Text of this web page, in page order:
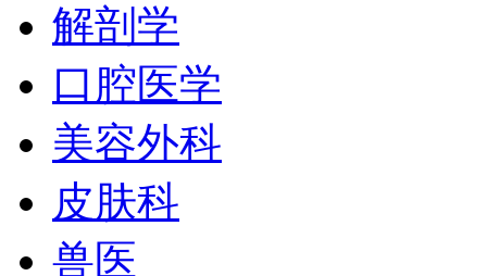
解剖学
口腔医学
美容外科
皮肤科
兽医